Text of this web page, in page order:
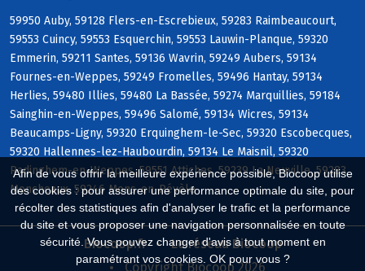
Afin de vous offrir la meilleure expérience possible, Biocoop utilise
des cookies : pour assurer une performance optimale du site, pour
récolter des statistiques afin d'analyser le trafic et la performance
du site et vous proposer une navigation personnalisée en toute
sécurité. Vous pouvez changer d'avis à tout moment en
paramétrant vos cookies. OK pour vous ?
59950 Auby, 59128 Flers-en-Escrebieux, 59283 Raimbeaucourt,
59553 Cuincy, 59553 Esquerchin, 59553 Lauwin-Planque, 59320
Emmerin, 59211 Santes, 59136 Wavrin, 59249 Aubers, 59134
Fournes-en-Weppes, 59249 Fromelles, 59496 Hantay, 59134
Herlies, 59480 Illies, 59480 La Bassée, 59274 Marquillies, 59184
Sainghin-en-Weppes, 59496 Salomé, 59134 Wicres, 59134
Beaucamps-Ligny, 59320 Erquinghem-le-Sec, 59320 Escobecques,
59320 Hallennes-lez-Haubourdin, 59134 Le Maisnil, 59320
Radinghem-en-Weppes, 59551 Attiches, 59239 La Neuville, 59283
Moncheaux, 59246 Mons-en-Pévèle
Biocoop.fr
Le réseau Biocoop
Copyright Biocoop 2026